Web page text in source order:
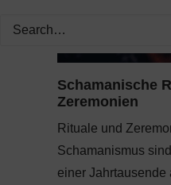
Schamanische
Zeremonien
Rituale und
Schamanismus
einer Jahrtausende